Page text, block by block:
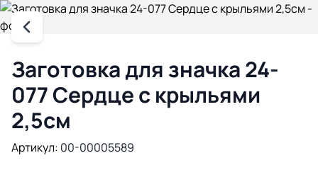
Заготовка для значка 24-
077 Сердце с крыльями
2,5см
Артикул: 00-00005589